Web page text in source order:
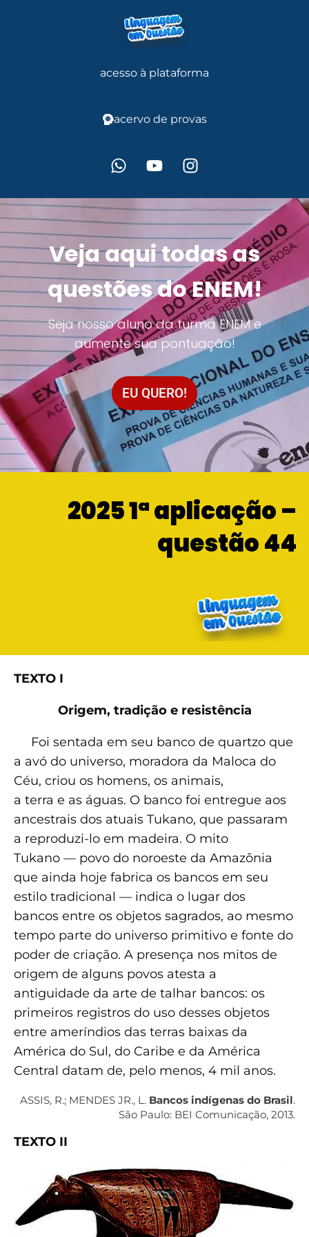
acesso à plataforma
acervo de provas
Veja aqui todas as
questões do ENEM!
Seja nosso aluno da turma ENEM e
aumente sua pontuação!
EU QUERO!
2025 1ª aplicação –
questão 44
TEXTO I
Origem, tradição e resistência
Foi sentada em seu banco de quartzo que
a avó do universo, moradora da Maloca do
Céu, criou os homens, os animais,
a terra e as águas. O banco foi entregue aos
ancestrais dos atuais Tukano, que passaram
a reproduzi-lo em madeira. O mito
Tukano — povo do noroeste da Amazônia
que ainda hoje fabrica os bancos em seu
estilo tradicional — indica o lugar dos
bancos entre os objetos sagrados, ao mesmo
tempo parte do universo primitivo e fonte do
poder de criação. A presença nos mitos de
origem de alguns povos atesta a
antiguidade da arte de talhar bancos: os
primeiros registros do uso desses objetos
entre ameríndios das terras baixas da
América do Sul, do Caribe e da América
Central datam de, pelo menos, 4 mil anos.
ASSIS, R.; MENDES JR., L. Bancos indígenas do Brasil.
São Paulo: BEI Comunicação, 2013.
TEXTO II